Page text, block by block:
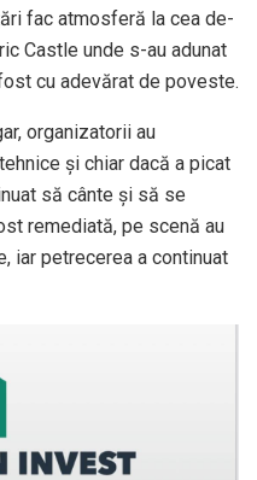
fac atmosferă la cea de-
Castle unde s-au adunat
cu adevărat de poveste.
organizatorii au
și chiar dacă a picat
să cânte și să se
remediată, pe scenă au
iar petrecerea a continuat